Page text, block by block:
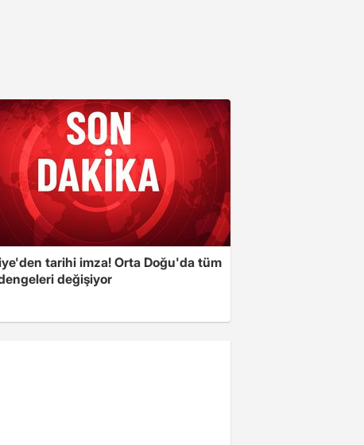
tarihi imza! Orta Doğu'da tüm
değişiyor